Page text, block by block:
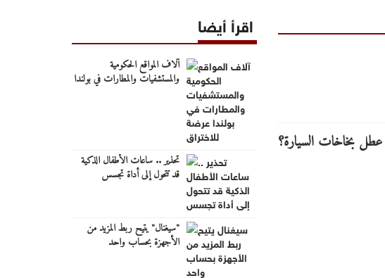
اقرأ أيضا
آلاف المواقع الحكومية
والمستشفيات والمطارات في بولندا
تحذير .. ساعات الأطفال الذكية
قد تتحول إلى أداة تجسس
"سيغنال" يتيح ربط المزيد من
الأجهزة بحساب واحد